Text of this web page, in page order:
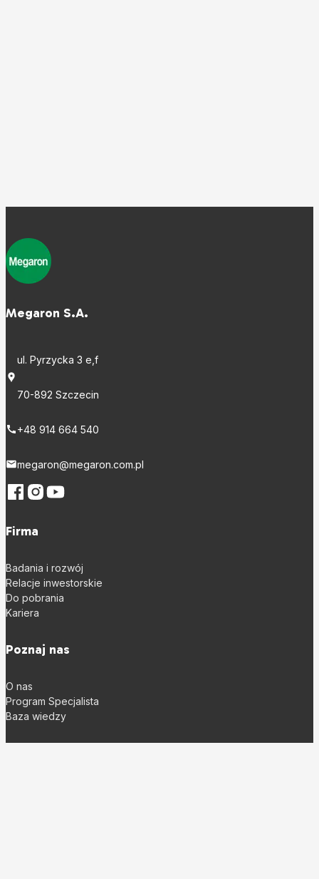
Megaron S.A.
ul. Pyrzycka 3 e,f
70-892 Szczecin
+48 914 664 540
megaron@megaron.com.pl
Firma
Badania i rozwój
Relacje inwestorskie
Do pobrania
Kariera
Poznaj nas
O nas
Program Specjalista
Baza wiedzy